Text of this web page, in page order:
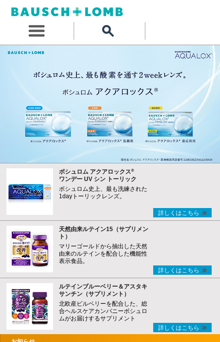
ボシュロム アクアロックス®
ワンデー UV シン トーリック
ボシュロム史上、最も洗練された
1dayトーリックレンズ。
詳しくはこちら
天然由来ルテイン15（サプリメン
ト）
マリーゴールドから抽出した天然
由来のルテインを配合した機能性
表示食品。
詳しくはこちら
ルテインブルーベリー＆アスタキ
サンチン（サプリメント）
北欧産ビルベリーを配合した、総
合ヘルスケアカンパニーボシュロ
ムがお届けするサプリメント
詳しくはこちら